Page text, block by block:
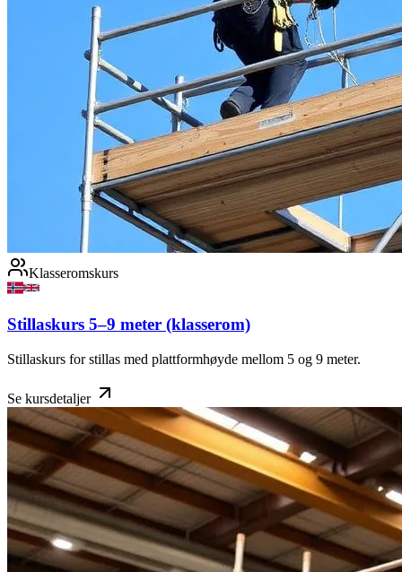
Klasseromskurs
Stillaskurs 5–9 meter (klasserom)
Stillaskurs for stillas med plattformhøyde mellom 5 og 9 meter.
Se kursdetaljer